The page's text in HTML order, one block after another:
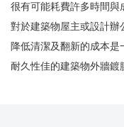
很有可能耗費許多時間與
對於建築物屋主或設計辦
降低清潔及翻新的成本
耐久性佳的建築物外牆鍍